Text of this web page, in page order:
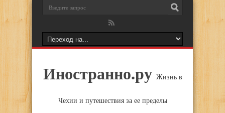
Иностранно.ру Жизнь в
Чехии и путешествия за ее пределы